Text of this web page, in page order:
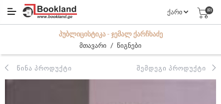
(0)
ᲞᲣᲑᲚᲘᲪᲘᲡᲢᲘᲙᲐ - ᲯᲔᲛᲐᲚ ᲥᲐᲠᲩᲮᲐᲫᲔ
მთავარი / წიგნები
ᲬᲘᲜᲐ ᲞᲠᲝᲓᲣᲥᲢᲘ ᲨᲔᲛᲓᲔᲒᲘ ᲞᲠᲝᲓᲣᲥᲢᲘ